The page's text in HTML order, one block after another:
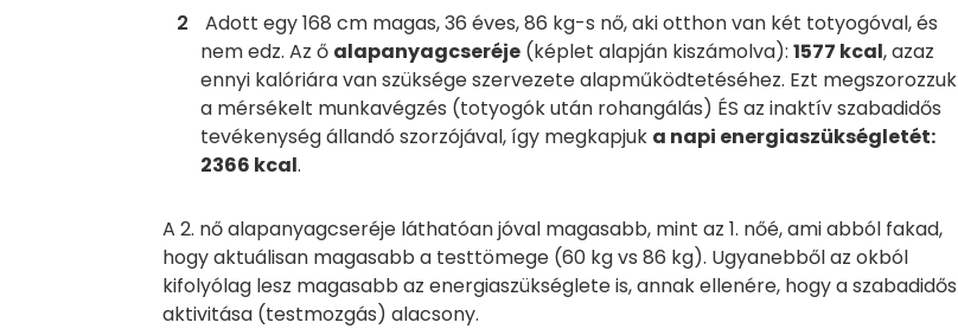
Adott egy 168 cm magas, 36 éves, 86 kg-s nő, aki otthon van két totyogóval, és
nem edz. Az ő alapanyagcseréje (képlet alapján kiszámolva):1577 kcal, azaz
ennyi kalóriára van szüksége szervezete alapműködtetéséhez. Ezt megszorozzuk
a mérsékelt munkavégzés (totyogók után rohangálás) ÉS az inaktív szabadidős
tevékenység állandó szorzójával, így megkapjuk a napi energiaszükségletét:
2366 kcal.
A 2. nő alapanyagcseréje láthatóan jóval magasabb, mint az 1. nőé, ami abból fakad,
hogy aktuálisan magasabb a testtömege (60 kg vs 86 kg). Ugyanebből az okból
kifolyólag lesz magasabb az energiaszükséglete is, annak ellenére, hogy a szabadidős
aktivitása (testmozgás) alacsony.